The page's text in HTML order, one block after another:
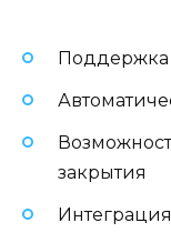
Поддержка
закрытия